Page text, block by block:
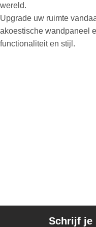
wereld.
Upgrade uw ruimte
akoestische wandpaneel
functionaliteit en stijl.
Schrijf je